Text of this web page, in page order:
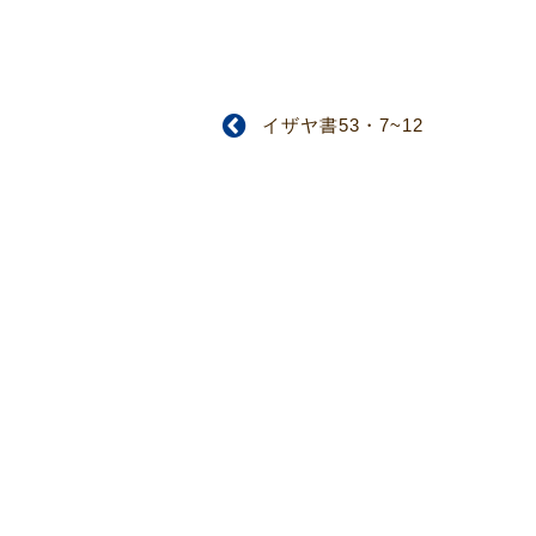
イザヤ書53・7~12